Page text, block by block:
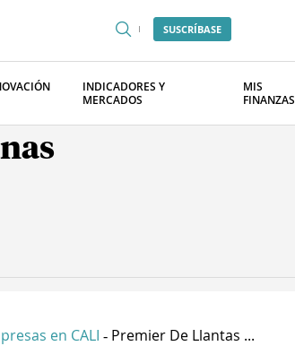
SUSCRÍBASE
INDICADORES Y
MERCADOS
MIS
FINANZAS
en CALI - Premier De Llantas ...